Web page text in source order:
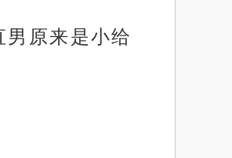
原来是小给